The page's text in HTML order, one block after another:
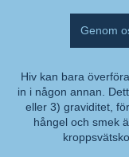
Genom
Kommentar:
Hiv kan bara
in i någon annan.
eller 3) graviditet,
hångel och smek